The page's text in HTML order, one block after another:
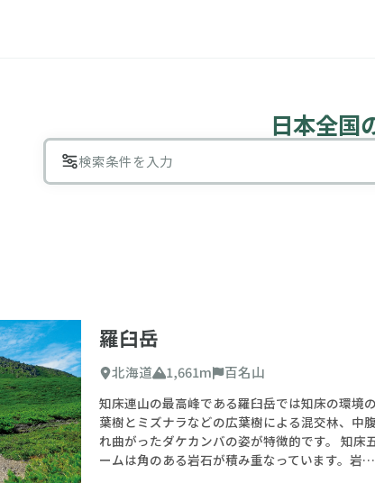
日本全国
検索条件を入力
山検索
コース難易度
初心者 中級者 上級者
名山
百名山 二百名山 三百名山
羅臼岳
北海道 1,661m 百名山
知床連山の最高峰である羅臼岳では知床の環境
葉樹とミズナラなどの広葉樹による混交林、中
れ曲がったダケカンバの姿が特徴的です。 知
ームは角のある岩石が積み重なっています。岩…